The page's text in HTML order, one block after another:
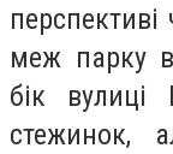
меж парку
бік вулиці
стежинок,